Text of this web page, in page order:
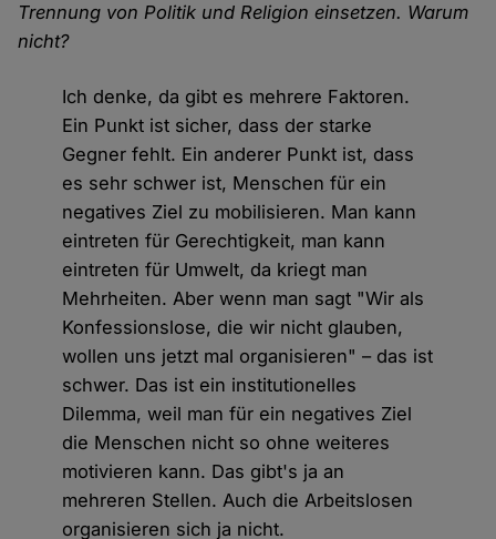
Trennung von Politik und Religion einsetzen. Warum
nicht?
Ich denke, da gibt es mehrere Faktoren.
Ein Punkt ist sicher, dass der starke
Gegner fehlt. Ein anderer Punkt ist, dass
es sehr schwer ist, Menschen für ein
negatives Ziel zu mobilisieren. Man kann
eintreten für Gerechtigkeit, man kann
eintreten für Umwelt, da kriegt man
Mehrheiten. Aber wenn man sagt "Wir als
Konfessionslose, die wir nicht glauben,
wollen uns jetzt mal organisieren" – das ist
schwer. Das ist ein institutionelles
Dilemma, weil man für ein negatives Ziel
die Menschen nicht so ohne weiteres
motivieren kann. Das gibt's ja an
mehreren Stellen. Auch die Arbeitslosen
organisieren sich ja nicht.